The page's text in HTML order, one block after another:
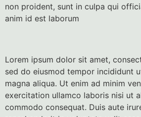
non proident, sunt in culpa qui
anim id est laborum
Lorem ipsum dolor sit amet,
sed do eiusmod tempor incididunt
magna aliqua. Ut enim ad minim
exercitation ullamco laboris nisi ut
commodo consequat. Duis aute